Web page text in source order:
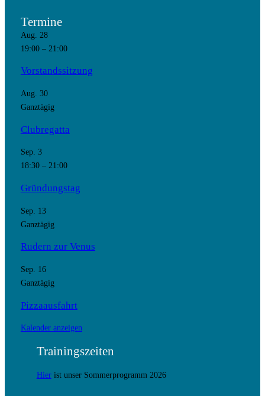
Termine
Aug. 28
19:00– 21:00
Vorstandssitzung
Aug. 30
Ganztägig
Clubregatta
Sep. 3
18:30– 21:00
Gründungstag
Sep. 13
Ganztägig
Rudern zur Venus
Sep. 16
Ganztägig
Pizzaausfahrt
Kalender anzeigen
Trainingszeiten
Hierist unser Sommerprogramm 2026